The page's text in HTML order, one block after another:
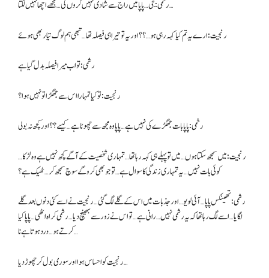
رشمی: جی… پاپا میں راج سے شادی نہیں کروں گی… مجھے اچھا نہیں لگتا…
رنجیت: ارے یہ تم کیا کہہ رہی ہو…؟؟ اور یہ تو تیرا ہی فیصلہ تھا… تبھی ہم لوگ تیار بھی ہوئے
رشمی: تو اب میرا فیصلہ بدل گیا ہے
رنجیت: تو کیا تمہارا اس سے جھگڑا تو نہیں ہوا؟
رشمی: پاپا بات جھگڑے کی نہیں ہے… پاپا وہ مجھ سے چھوٹا ہے… کیسے؟؟ اور کچھ نہ بولی
رنجیت: میں سمجھ سکتا ہوں… میں تو پہلے ہی کہہ رہا تھا… تمہاری شخصیت کے آگے کچھ نہیں ہے وہ لڑکا…
کوئی بات نہیں… یہ تمہاری زندگی کا سوال ہے… تو جو بھی کرو گے سوچ سمجھ کر… ٹھیک ہے؟
رشمی: تھینکس پاپا… آئی لو یو… اور جذبات میں اس کے گلے لگ گئی… رنجیت نے اسے کئی دنوں بعد گلے
لگایا… اسے لگ رہا تھا کہ یہ رشمی نہیں… رانی ہے… تو اس نے زور سے بھینچ دیا… رشمی کراہ اٹھی… پاپا کیا
کرتے ہو… درد ہوتا ہے نا…
رنجیت کو احساس ہوا اور سوری بول کر چھوڑ دیا…